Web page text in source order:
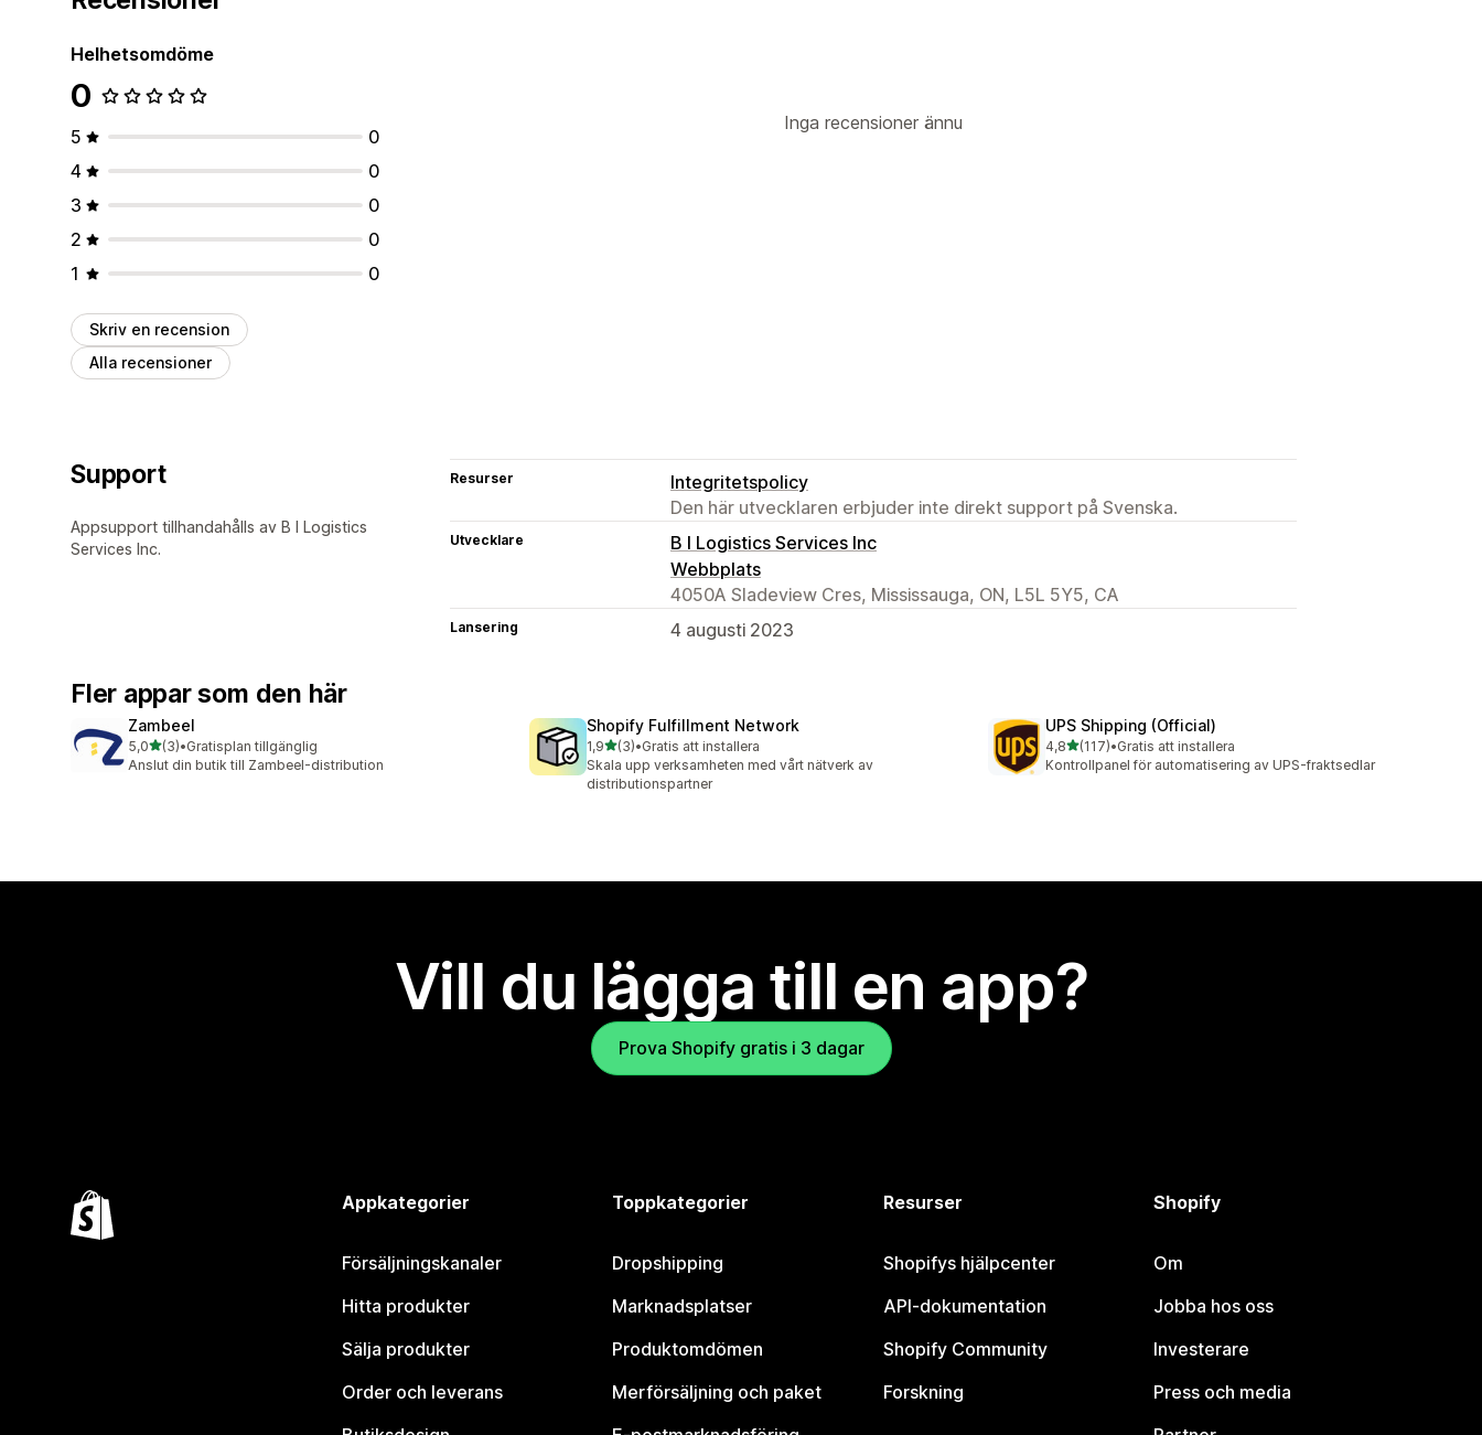
Helhetsomdöme
0
5
0
4
0
3
0
2
0
1
0
Skriv en recension
Alla recensioner
Inga recensioner ännu
Support
Appsupport tillhandahålls av B I Logistics
Services Inc.
Resurser
Integritetspolicy
Den här utvecklaren erbjuder inte direkt support på Svenska.
Utvecklare
B I Logistics Services Inc
Webbplats
4050A Sladeview Cres, Mississauga, ON, L5L 5Y5, CA
Lansering 4 augusti 2023
Fler appar som den här
Zambeel
5,0av 5 stjärnor
(3)
3 recensioner totalt
•Gratisplan tillgänglig
Anslut din butik till Zambeel-distribution
Shopify Fulfillment Network
1,9av 5 stjärnor
(3)
3 recensioner totalt
•Gratis att installera
Skala upp verksamheten med vårt nätverk av
distributionspartner
UPS Shipping (Official)
4,8av 5 stjärnor
(117)
117 recensioner totalt
•Gratis att installera
Kontrollpanel för automatisering av UPS-fraktsedlar
Vill du lägga till en app?
Prova Shopify gratis i 3 dagar
Appkategorier
Försäljningskanaler
Hitta produkter
Sälja produkter
Order och leverans
Toppkategorier
Dropshipping
Marknadsplatser
Produktomdömen
Merförsäljning och paket
Resurser
Shopifys hjälpcenter
API-dokumentation
Shopify Community
Forskning
Shopify
Om
Jobba hos oss
Investerare
Press och media